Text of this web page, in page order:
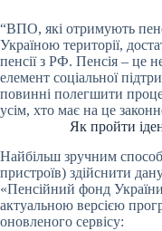
“ВПО, які отримують
Україною території,
пенсії з РФ. Пенсія – це
елемент соціальної
повинні полегшити
усім, хто має на це
Як пройти
Найбільш зручним
пристроїв) здійснити
«Пенсійний фонд
актуальною версією
оновленого сервісу: